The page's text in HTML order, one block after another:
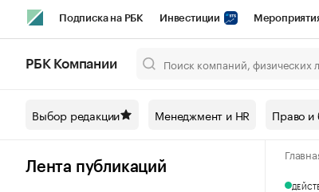
Подписка на РБК Инвестиции
Спецпроекты СПб Конференции СПб
Технологии и медиа Рынок
РБК Компании
Выбор редакции Менеджмент и HR Право и
Лента публикаций